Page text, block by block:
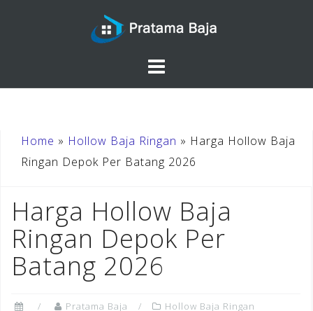
Home » Hollow Baja Ringan » Harga Hollow Baja
Ringan Depok Per Batang 2026
Harga Hollow Baja
Ringan Depok Per
Batang 2026
Pratama Baja Hollow Baja Ringan